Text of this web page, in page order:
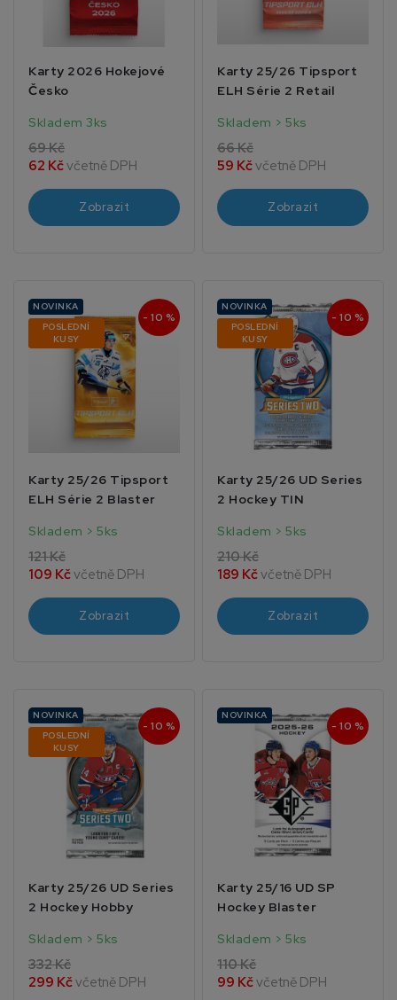
Karty 2026 Hokejové
Česko
Skladem 3ks
69 Kč
62 Kčvčetně DPH
Zobrazit
Karty 25/26 Tipsport
ELH Série 2 Retail
Skladem > 5ks
66 Kč
59 Kčvčetně DPH
Zobrazit
NOVINKA
POSLEDNÍ
KUSY
- 10 %
Karty 25/26 Tipsport
ELH Série 2 Blaster
Skladem > 5ks
121 Kč
109 Kčvčetně DPH
Zobrazit
NOVINKA
POSLEDNÍ
KUSY
- 10 %
Karty 25/26 UD Series
2 Hockey TIN
Skladem > 5ks
210 Kč
189 Kčvčetně DPH
Zobrazit
NOVINKA
POSLEDNÍ
KUSY
- 10 %
Karty 25/26 UD Series
2 Hockey Hobby
Skladem > 5ks
332 Kč
299 Kčvčetně DPH
NOVINKA
- 10 %
Karty 25/16 UD SP
Hockey Blaster
Skladem > 5ks
110 Kč
99 Kčvčetně DPH